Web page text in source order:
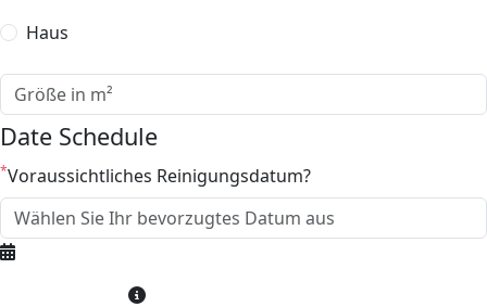
Haus
Date Schedule
*Voraussichtliches Reinigungsdatum?